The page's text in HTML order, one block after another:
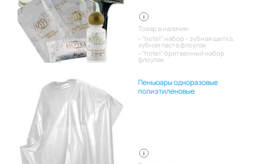
Товар в наличии:
"hotel" набор - зубная щетка,
зубная паста флоупак
"hotel" бритвенный набор
флоупак
Пеньюары одноразовые
полиэтиленовые